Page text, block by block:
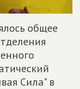
общее
Сила" в